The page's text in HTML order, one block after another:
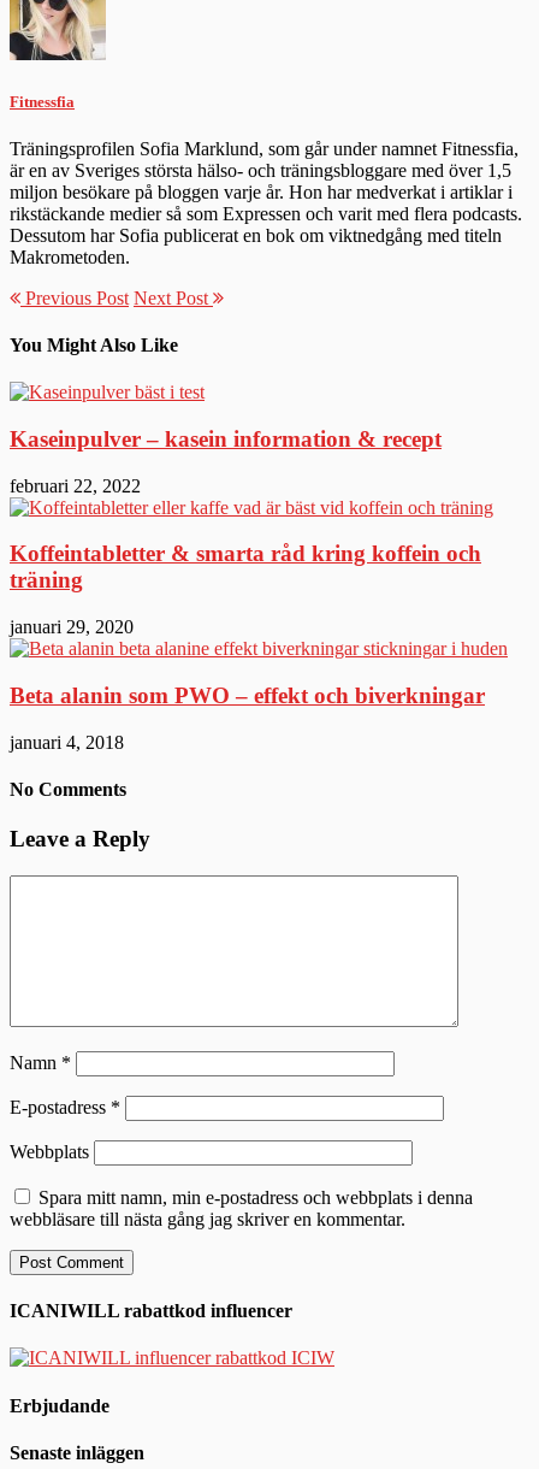
Fitnessfia
Träningsprofilen Sofia Marklund, som går under namnet Fitnessfia,
är en av Sveriges största hälso- och träningsbloggare med över 1,5
miljon besökare på bloggen varje år. Hon har medverkat i artiklar i
rikstäckande medier så som Expressen och varit med flera podcasts.
Dessutom har Sofia publicerat en bok om viktnedgång med titeln
Makrometoden.
Previous Post Next Post
You Might Also Like
Kaseinpulver – kasein information & recept
februari 22, 2022
Koffeintabletter & smarta råd kring koffein och
träning
januari 29, 2020
Beta alanin som PWO – effekt och biverkningar
januari 4, 2018
No Comments
Leave a Reply
Namn *
E-postadress *
Webbplats
Spara mitt namn, min e-postadress och webbplats i denna
webbläsare till nästa gång jag skriver en kommentar.
ICANIWILL rabattkod influencer
Erbjudande
Senaste inläggen